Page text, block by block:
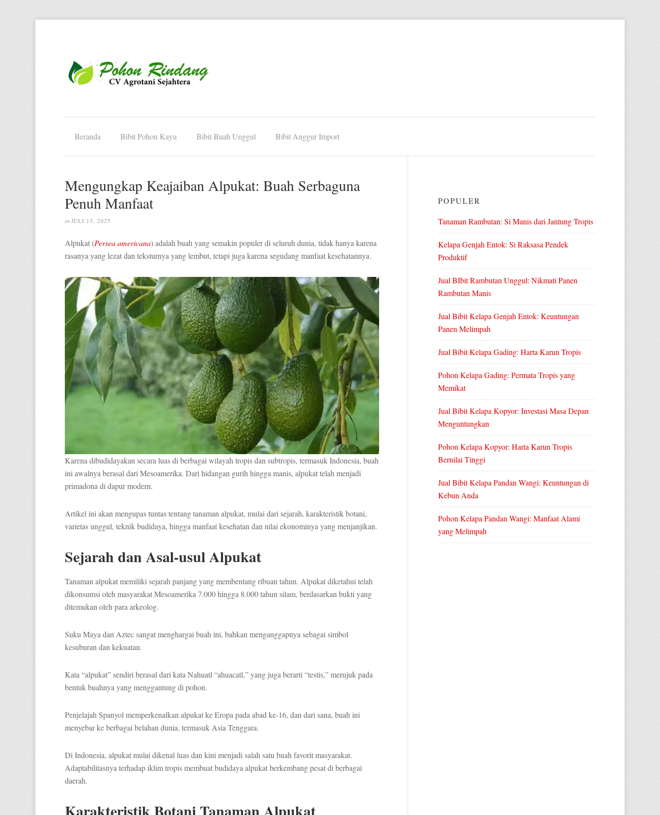
Beranda Bibit Pohon Kayu Bibit Buah Unggul Bibit Anggur Import
Mengungkap Keajaiban Alpukat: Buah Serbaguna
Penuh Manfaat
on JULI 15, 2025
Alpukat (Persea americana) adalah buah yang semakin populer di seluruh dunia, tidak hanya karena
rasanya yang lezat dan teksturnya yang lembut, tetapi juga karena segudang manfaat kesehatannya.
Karena dibudidayakan secara luas di berbagai wilayah tropis dan subtropis, termasuk Indonesia, buah
ini awalnya berasal dari Mesoamerika. Dari hidangan gurih hingga manis, alpukat telah menjadi
primadona di dapur modern.
Artikel ini akan mengupas tuntas tentang tanaman alpukat, mulai dari sejarah, karakteristik botani,
varietas unggul, teknik budidaya, hingga manfaat kesehatan dan nilai ekonominya yang menjanjikan.
Sejarah dan Asal-usul Alpukat
Tanaman alpukat memiliki sejarah panjang yang membentang ribuan tahun. Alpukat diketahui telah
dikonsumsi oleh masyarakat Mesoamerika 7.000 hingga 8.000 tahun silam, berdasarkan bukti yang
ditemukan oleh para arkeolog.
Suku Maya dan Aztec sangat menghargai buah ini, bahkan menganggapnya sebagai simbol
kesuburan dan kekuatan.
Kata “alpukat” sendiri berasal dari kata Nahuatl “ahuacatl,” yang juga berarti “testis,” merujuk pada
bentuk buahnya yang menggantung di pohon.
Penjelajah Spanyol memperkenalkan alpukat ke Eropa pada abad ke-16, dan dari sana, buah ini
menyebar ke berbagai belahan dunia, termasuk Asia Tenggara.
Di Indonesia, alpukat mulai dikenal luas dan kini menjadi salah satu buah favorit masyarakat.
Adaptabilitasnya terhadap iklim tropis membuat budidaya alpukat berkembang pesat di berbagai
daerah.
Karakteristik Botani Tanaman Alpukat
POPULER
Tanaman Rambutan: Si Manis dari Jantung Tropis
Kelapa Genjah Entok: Si Raksasa Pendek
Produktif
Jual BIbit Rambutan Unggul: Nikmati Panen
Rambutan Manis
Jual Bibit Kelapa Genjah Entok: Keuntungan
Panen Melimpah
Jual Bibit Kelapa Gading: Harta Karun Tropis
Pohon Kelapa Gading: Permata Tropis yang
Memikat
Jual Bibit Kelapa Kopyor: Investasi Masa Depan
Menguntungkan
Pohon Kelapa Kopyor: Harta Karun Tropis
Bernilai Tinggi
Jual Bibit Kelapa Pandan Wangi: Keuntungan di
Kebun Anda
Pohon Kelapa Pandan Wangi: Manfaat Alami
yang Melimpah